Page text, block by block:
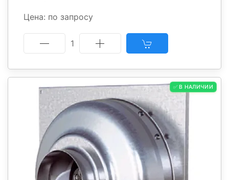
Цена: по запросу
1
✅ В НАЛИЧИИ